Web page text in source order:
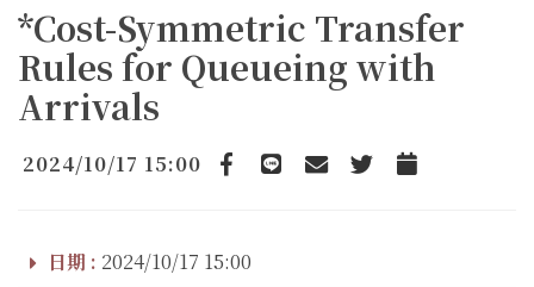
*Cost-Symmetric Transfer
Rules for Queueing with
Arrivals
2024/10/17 15:00
Facebook
line emailTwitterAdd to Calendar
日期 : 2024/10/17 15:00